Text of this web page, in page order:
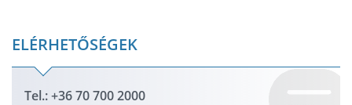
ELÉRHETŐSÉGEK
Tel.: +36 70 700 2000